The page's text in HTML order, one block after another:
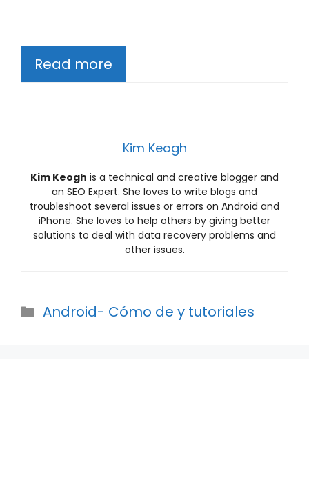
Read more
Kim Keogh
Kim Keogh is a technical and creative blogger and
an SEO Expert. She loves to write blogs and
troubleshoot several issues or errors on Android and
iPhone. She loves to help others by giving better
solutions to deal with data recovery problems and
other issues.
Categories
Android- Cómo de y tutoriales